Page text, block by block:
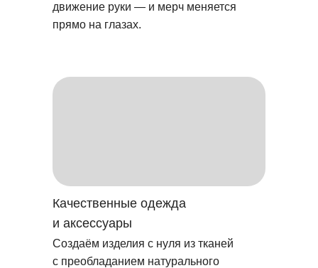
движение руки — и мерч меняется
прямо на глазах.
Создаём изделия с нуля из тканей
с преобладанием натурального
Качественные одежда
и аксессуары